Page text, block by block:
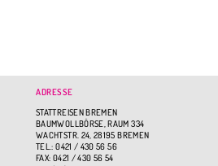
ADRESSE
STATTREISEN BREMEN
BAUMWOLLBÖRSE, RAUM 334
WACHTSTR. 24, 28195 BREMEN
TEL.: 0421 / 430 56 56
FAX: 0421 / 430 56 54